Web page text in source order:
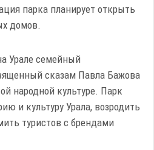
парка планирует открыть
домов.
Урале семейный
сказам Павла Бажова
народной культуре. Парк
и культуру Урала, возродить
туристов с брендами